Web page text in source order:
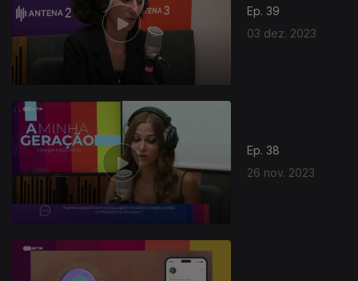
Ep. 39
03 dez. 2023
Ep. 38
26 nov. 2023